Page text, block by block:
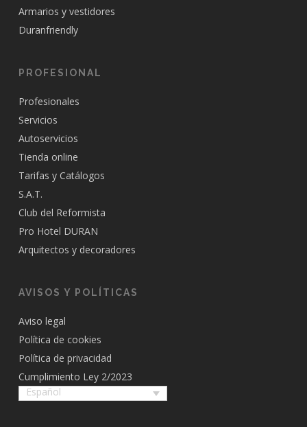
Armarios y vestidores
Duranfriendly
PROFESIONAL
Profesionales
Servicios
Autoservicios
Tienda online
Tarifas y Catálogos
S.A.T.
Club del Reformista
Pro Hotel DURAN
Arquitectos y decoradores
AVISOS Y POLÍTICAS
Aviso legal
Política de cookies
Política de privacidad
Cumplimiento Ley 2/2023
Español